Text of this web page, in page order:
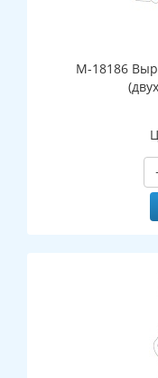
М-18186